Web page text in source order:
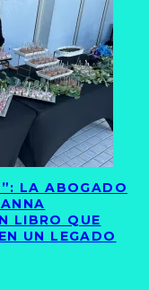
LA ABOGADO
LIBRO QUE
UN LEGADO